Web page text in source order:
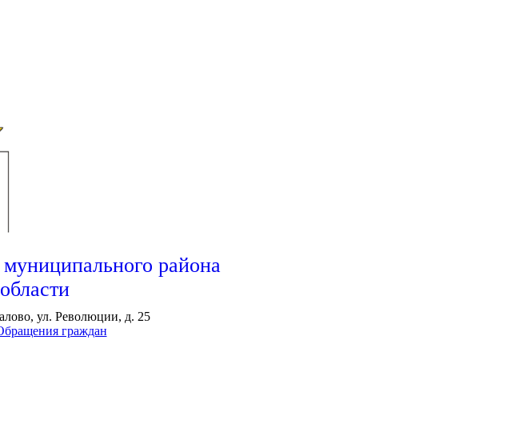
района
ул. Революции, д. 25
граждан